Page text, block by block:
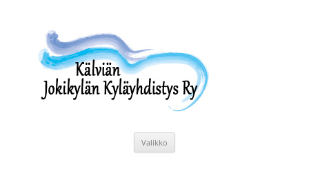
Valikko